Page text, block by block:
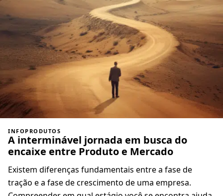
INFOPRODUTOS
A interminável jornada em busca do
encaixe entre Produto e Mercado
Existem diferenças fundamentais entre a fase de
tração e a fase de crescimento de uma empresa.